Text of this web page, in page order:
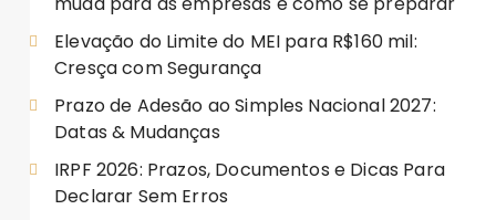
Elevação do Limite do MEI para R$160 mil:
Cresça com Segurança
Prazo de Adesão ao Simples Nacional 2027:
Datas & Mudanças
IRPF 2026: Prazos, Documentos e Dicas Para
Declarar Sem Erros